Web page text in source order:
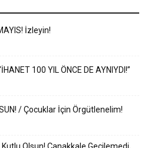
İzleyin!
100 YIL ÖNCE DE AYNIYDI!”
/ Çocuklar İçin Örgütlenelim!